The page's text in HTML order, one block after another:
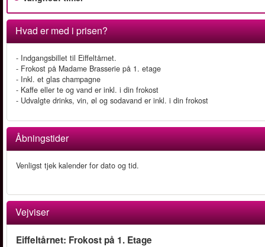
Hvad er med i prisen?
- Indgangsbillet til Eiffeltårnet.
- Frokost på Madame Brasserie på 1. etage
- Inkl. et glas champagne
- Kaffe eller te og vand er inkl. i din frokost
- Udvalgte drinks, vin, øl og sodavand er inkl. i din frokost
Åbningstider
Venligst tjek kalender for dato og tid.
Vejviser
Eiffeltårnet: Frokost på 1. Etage